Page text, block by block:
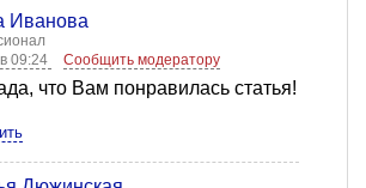
Иванова
09:24
Сообщить модератору
что Вам понравилась статья!